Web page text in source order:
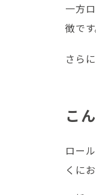
一方
徴です
さら
こ
ロー
くに